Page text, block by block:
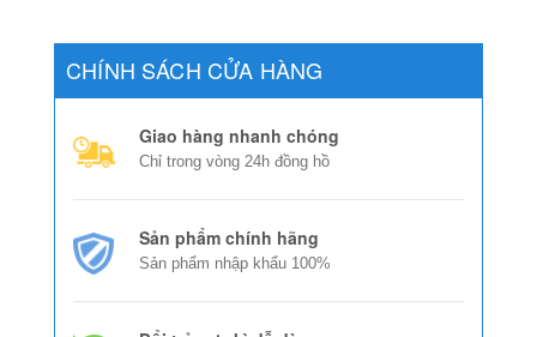
CHÍNH SÁCH CỬA HÀNG
Giao hàng nhanh chóng
Chỉ trong vòng 24h đồng hồ
Sản phẩm chính hãng
Sản phẩm nhập khẩu 100%